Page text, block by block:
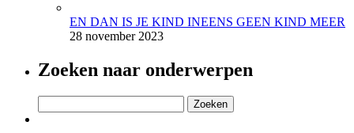
EN DAN IS JE KIND INEENS GEEN KIND MEER
28 november 2023
Zoeken naar onderwerpen
naar: